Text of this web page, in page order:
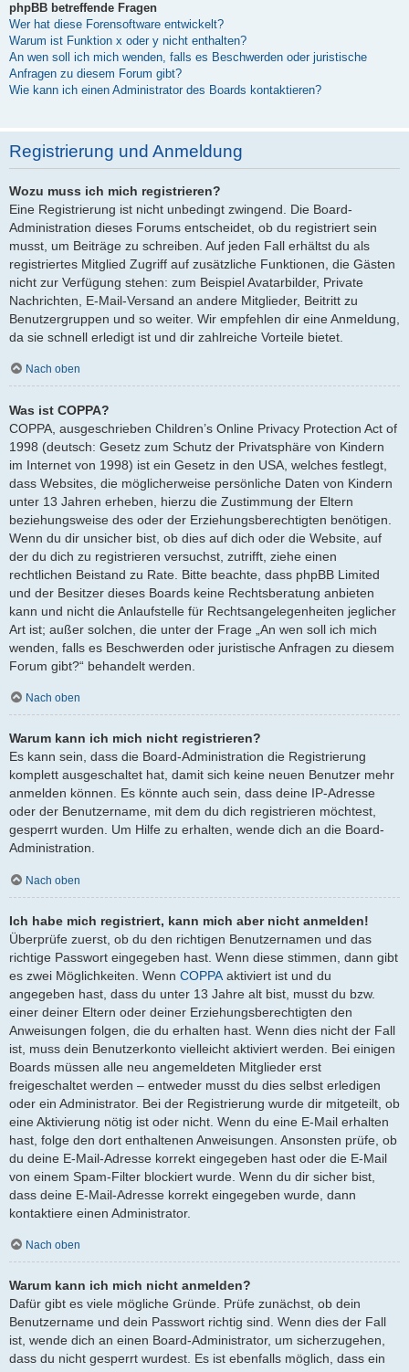
phpBB betreffende Fragen
Wer hat diese Forensoftware entwickelt?
Warum ist Funktion x oder y nicht enthalten?
An wen soll ich mich wenden, falls es Beschwerden oder juristische
Anfragen zu diesem Forum gibt?
Wie kann ich einen Administrator des Boards kontaktieren?
Registrierung und Anmeldung
Wozu muss ich mich registrieren?
Eine Registrierung ist nicht unbedingt zwingend. Die Board-
Administration dieses Forums entscheidet, ob du registriert sein
musst, um Beiträge zu schreiben. Auf jeden Fall erhältst du als
registriertes Mitglied Zugriff auf zusätzliche Funktionen, die Gästen
nicht zur Verfügung stehen: zum Beispiel Avatarbilder, Private
Nachrichten, E-Mail-Versand an andere Mitglieder, Beitritt zu
Benutzergruppen und so weiter. Wir empfehlen dir eine Anmeldung,
da sie schnell erledigt ist und dir zahlreiche Vorteile bietet.
Nach oben
Was ist COPPA?
COPPA, ausgeschrieben Children’s Online Privacy Protection Act of
1998 (deutsch: Gesetz zum Schutz der Privatsphäre von Kindern
im Internet von 1998) ist ein Gesetz in den USA, welches festlegt,
dass Websites, die möglicherweise persönliche Daten von Kindern
unter 13 Jahren erheben, hierzu die Zustimmung der Eltern
beziehungsweise des oder der Erziehungsberechtigten benötigen.
Wenn du dir unsicher bist, ob dies auf dich oder die Website, auf
der du dich zu registrieren versuchst, zutrifft, ziehe einen
rechtlichen Beistand zu Rate. Bitte beachte, dass phpBB Limited
und der Besitzer dieses Boards keine Rechtsberatung anbieten
kann und nicht die Anlaufstelle für Rechtsangelegenheiten jeglicher
Art ist; außer solchen, die unter der Frage „An wen soll ich mich
wenden, falls es Beschwerden oder juristische Anfragen zu diesem
Forum gibt?“ behandelt werden.
Nach oben
Warum kann ich mich nicht registrieren?
Es kann sein, dass die Board-Administration die Registrierung
komplett ausgeschaltet hat, damit sich keine neuen Benutzer mehr
anmelden können. Es könnte auch sein, dass deine IP-Adresse
oder der Benutzername, mit dem du dich registrieren möchtest,
gesperrt wurden. Um Hilfe zu erhalten, wende dich an die Board-
Administration.
Nach oben
Ich habe mich registriert, kann mich aber nicht anmelden!
Überprüfe zuerst, ob du den richtigen Benutzernamen und das
richtige Passwort eingegeben hast. Wenn diese stimmen, dann gibt
es zwei Möglichkeiten. Wenn COPPA aktiviert ist und du
angegeben hast, dass du unter 13 Jahre alt bist, musst du bzw.
einer deiner Eltern oder deiner Erziehungsberechtigten den
Anweisungen folgen, die du erhalten hast. Wenn dies nicht der Fall
ist, muss dein Benutzerkonto vielleicht aktiviert werden. Bei einigen
Boards müssen alle neu angemeldeten Mitglieder erst
freigeschaltet werden – entweder musst du dies selbst erledigen
oder ein Administrator. Bei der Registrierung wurde dir mitgeteilt, ob
eine Aktivierung nötig ist oder nicht. Wenn du eine E-Mail erhalten
hast, folge den dort enthaltenen Anweisungen. Ansonsten prüfe, ob
du deine E-Mail-Adresse korrekt eingegeben hast oder die E-Mail
von einem Spam-Filter blockiert wurde. Wenn du dir sicher bist,
dass deine E-Mail-Adresse korrekt eingegeben wurde, dann
kontaktiere einen Administrator.
Nach oben
Warum kann ich mich nicht anmelden?
Dafür gibt es viele mögliche Gründe. Prüfe zunächst, ob dein
Benutzername und dein Passwort richtig sind. Wenn dies der Fall
ist, wende dich an einen Board-Administrator, um sicherzugehen,
dass du nicht gesperrt wurdest. Es ist ebenfalls möglich, dass ein